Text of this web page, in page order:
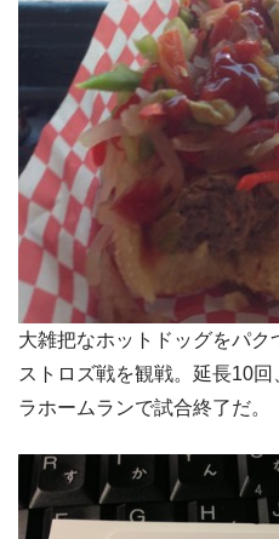
大雑把なホットドッグをパ
ストロズ戦を観戦。延長10
ラホームランで試合終了だ。